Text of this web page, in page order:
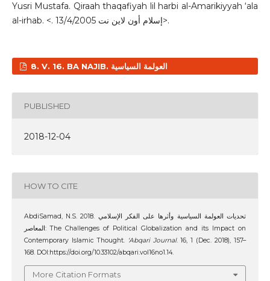
Yusri Mustafa. Qiraah thaqafiyah lil harbi al-Amarikiyyah ‘ala
al-irhab. <. إسلام أون لاين نت 13/4/2005>.
8. V. 16. BA NAJIB. العولمة السياسية
PUBLISHED
2018-12-04
HOW TO CITE
AbdiSamad, N.S. 2018. تحديات العولمة السياسية وأثرها على الفكر الإسلامي
المعاصر: The Challenges of Political Globalization and its Impact on
Contemporary Islamic Thought. ‘Abqari Journal. 16, 1 (Dec. 2018), 157–
168. DOI:https://doi.org/10.33102/abqari.vol16no1.14.
More Citation Formats